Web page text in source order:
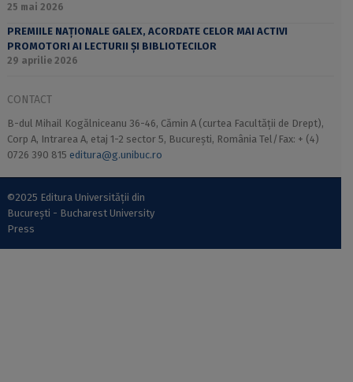
25 mai 2026
PREMIILE NAȚIONALE GALEX, ACORDATE CELOR MAI ACTIVI
PROMOTORI AI LECTURII ȘI BIBLIOTECILOR
29 aprilie 2026
CONTACT
B-dul Mihail Kogălniceanu 36-46, Cămin A (curtea Facultății de Drept),
Corp A, Intrarea A, etaj 1-2 sector 5, București, România Tel/Fax: + (4)
0726 390 815 editura@g.unibuc.ro
©2025 Editura Universității din
București - Bucharest University
Press